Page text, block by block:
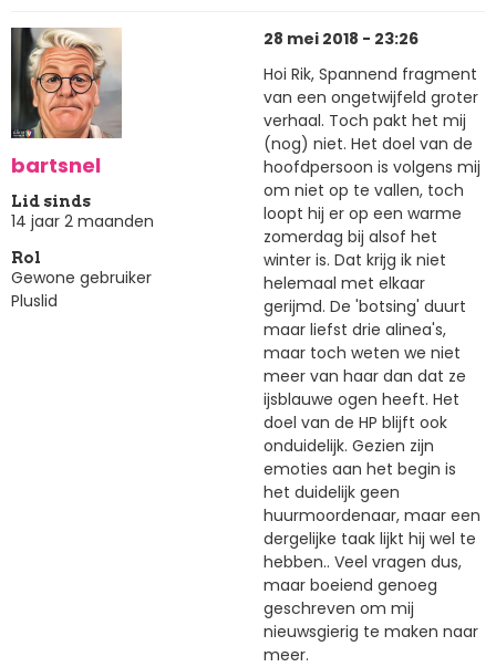
bartsnel
Lid sinds
14 jaar 2 maanden
Rol
Gewone gebruiker
Pluslid
28 mei 2018 - 23:26
Hoi Rik, Spannend fragment
van een ongetwijfeld groter
verhaal. Toch pakt het mij
(nog) niet. Het doel van de
hoofdpersoon is volgens mij
om niet op te vallen, toch
loopt hij er op een warme
zomerdag bij alsof het
winter is. Dat krijg ik niet
helemaal met elkaar
gerijmd. De 'botsing' duurt
maar liefst drie alinea's,
maar toch weten we niet
meer van haar dan dat ze
ijsblauwe ogen heeft. Het
doel van de HP blijft ook
onduidelijk. Gezien zijn
emoties aan het begin is
het duidelijk geen
huurmoordenaar, maar een
dergelijke taak lijkt hij wel te
hebben.. Veel vragen dus,
maar boeiend genoeg
geschreven om mij
nieuwsgierig te maken naar
meer.